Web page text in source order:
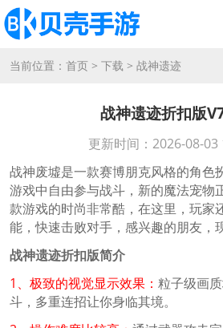
当前位置： 首页> 下载 > 战神遗迹
战神遗迹折扣版
更新时间：2026-08-03
战神废墟是一款赛博朋克风格的角色
游戏中自由参与战斗，新的魔法宠物
款游戏的时尚非常酷，在这里，玩家
能，快速击败对手，感兴趣的朋友，
战神遗迹折扣版简介
1、极致的视觉显示效果： 粒子级画
斗，多重连招让你身临其境。